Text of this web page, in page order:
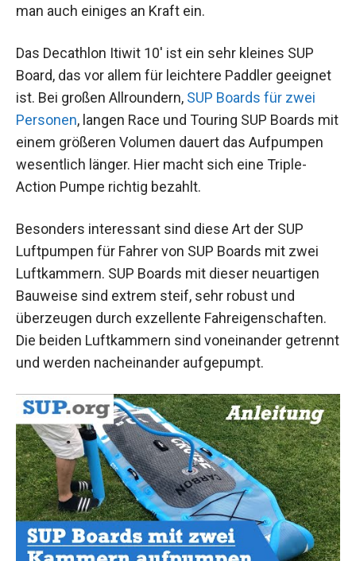
man auch einiges an Kraft ein.
Das Decathlon Itiwit 10′ ist ein sehr kleines SUP
Board, das vor allem für leichtere Paddler geeignet
ist. Bei großen Allroundern, SUP Boards für zwei
Personen, langen Race und Touring SUP Boards mit
einem größeren Volumen dauert das Aufpumpen
wesentlich länger. Hier macht sich eine Triple-
Action Pumpe richtig bezahlt.
Besonders interessant sind diese Art der SUP
Luftpumpen für Fahrer von SUP Boards mit zwei
Luftkammern. SUP Boards mit dieser neuartigen
Bauweise sind extrem steif, sehr robust und
überzeugen durch exzellente Fahreigenschaften.
Die beiden Luftkammern sind voneinander getrennt
und werden nacheinander aufgepumpt.